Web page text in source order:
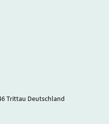
Trittau Deutschland